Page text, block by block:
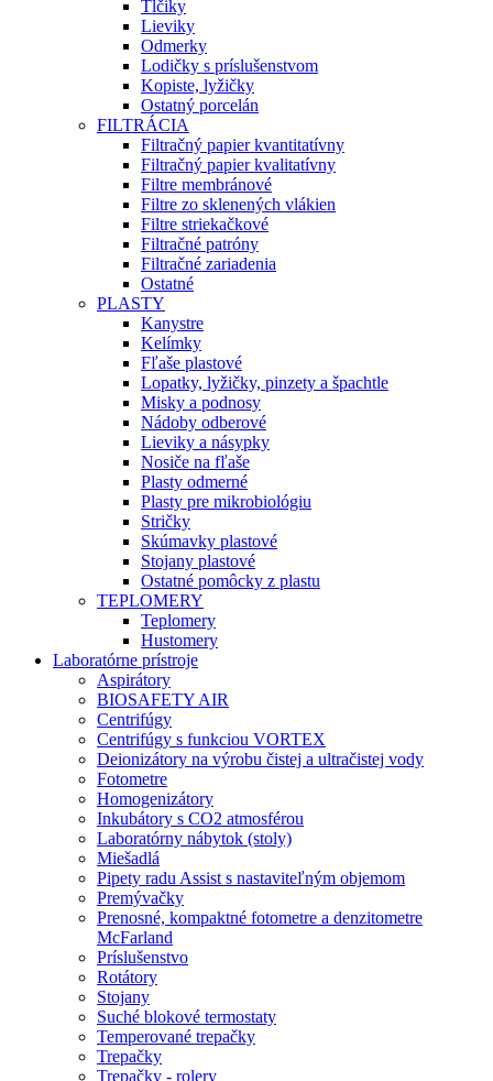
Tĺčiky
Lieviky
Odmerky
Lodičky s príslušenstvom
Kopiste, lyžičky
Ostatný porcelán
FILTRÁCIA
Filtračný papier kvantitatívny
Filtračný papier kvalitatívny
Filtre membránové
Filtre zo sklenených vlákien
Filtre striekačkové
Filtračné patróny
Filtračné zariadenia
Ostatné
PLASTY
Kanystre
Kelímky
Fľaše plastové
Lopatky, lyžičky, pinzety a špachtle
Misky a podnosy
Nádoby odberové
Lieviky a násypky
Nosiče na fľaše
Plasty odmerné
Plasty pre mikrobiológiu
Stričky
Skúmavky plastové
Stojany plastové
Ostatné pomôcky z plastu
TEPLOMERY
Teplomery
Hustomery
Laboratórne prístroje
Aspirátory
BIOSAFETY AIR
Centrifúgy
Centrifúgy s funkciou VORTEX
Deionizátory na výrobu čistej a ultračistej vody
Fotometre
Homogenizátory
Inkubátory s CO2 atmosférou
Laboratórny nábytok (stoly)
Miešadlá
Pipety radu Assist s nastaviteľným objemom
Premývačky
Prenosné, kompaktné fotometre a denzitometre
McFarland
Príslušenstvo
Rotátory
Stojany
Suché blokové termostaty
Temperované trepačky
Trepačky
Trepačky - rolery